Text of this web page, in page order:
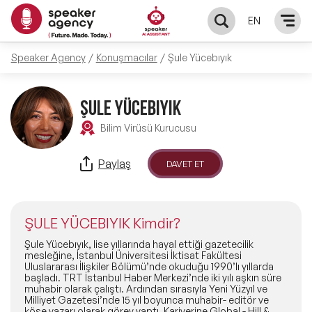
EN
KONUŞMACILAR
Yerel Konuşmacılar
Global Konuşmacılar
Exclusive Konuşmacılar
Tüm Konuşmacılar
KONULAR
Öne Çıkan Konular
Ünlü Konuşmacılar
İlham Veren Konuşmacılar
İlham Veren Kadın Konuşmacılar
ÇÖZÜMLER
Master Class Workshop
Akış Sunumu & Moderasyon
HAKKIMIZDA
Biz Kimiz?
BLOG
Speaker Agency Konuşmacılar Şule Yücebıyık
ŞULE YÜCEBIYIK
Bilim Virüsü Kurucusu
Paylaş DAVET ET
ŞULE YÜCEBIYIK Kimdir?
Şule Yücebıyık, lise yıllarında hayal ettiği gazetecilik
mesleğine, İstanbul Üniversitesi İktisat Fakültesi
Uluslararası İlişkiler Bölümü’nde okuduğu 1990’lı yıllarda
başladı. TRT İstanbul Haber Merkezi’nde iki yılı aşkın süre
muhabir olarak çalıştı. Ardından sırasıyla Yeni Yüzyıl ve
Milliyet Gazetesi’nde 15 yıl boyunca muhabir- editör ve